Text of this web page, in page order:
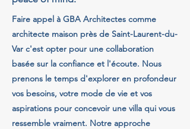
Faire appel à GBA Architectes comme
architecte maison près de Saint-Laurent-du-
Var c'est opter pour une collaboration
basée sur la confiance et l'écoute. Nous
prenons le temps d'explorer en profondeur
vos besoins, votre mode de vie et vos
aspirations pour concevoir une villa qui vous
ressemble vraiment. Notre approche